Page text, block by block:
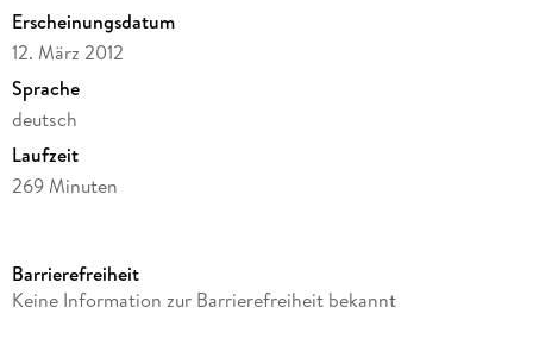
Erscheinungsdatum
12. März 2012
Sprache
deutsch
Laufzeit
269 Minuten
Autor/Autorin
Barrierefreiheit
Keine Information zur Barrierefreiheit bekannt